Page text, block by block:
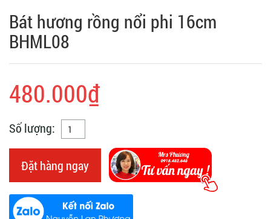
Bát hương rồng nổi phi 16cm
BHML08
480.000₫
Số lượng:
Đặt hàng ngay